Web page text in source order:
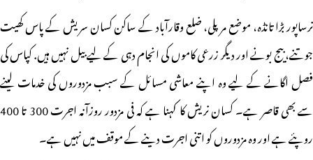
نرساپور بڑا تانڈہ، موضع مرپلی، ضلع وقارآباد کے ساکن کسان سریش کے پاس کھیت
جوتنے، بیج بونے اور دیگر زرعی کاموں کی انجام دہی کے لیے بیل نہیں ہیں. کپاس کی
فصل اگانے کے لیے وہ اپنے معاشی مسائل کے سبب مزدوروں کی خدمات لینے
سے بھی قاصر ہے۔ کسان نریش کا کہنا ہے کہ فی مزدور روزآنہ اجرت 300 تا 400
روپئے ہے اور وہ مزدوروں کو اتنی اجرت دینے کے موقف میں نہیں ہے۔